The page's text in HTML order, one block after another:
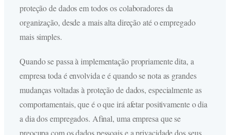
proteção de dados em todos os colaboradores da
organização, desde a mais alta direção até o empregado
mais simples.
Quando se passa à implementação propriamente dita, a
empresa toda é envolvida e é quando se nota as grandes
mudanças voltadas à proteção de dados, especialmente as
comportamentais, que é o que irá afetar positivamente o dia
a dia dos empregados. Afinal, uma empresa que se
preocupa com os dados pessoais e a privacidade dos seus